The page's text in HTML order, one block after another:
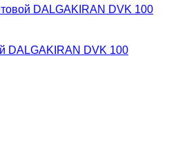
DALGAKIRAN DVK 100